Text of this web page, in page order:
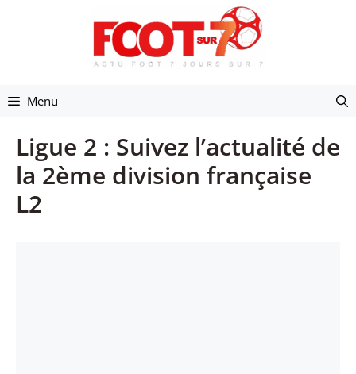
Menu
Ligue 2 : Suivez l’actualité de
la 2ème division française
L2